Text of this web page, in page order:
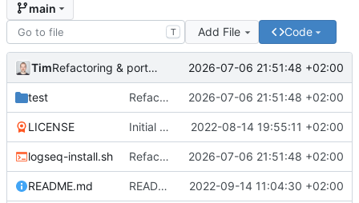
main
T Add File Code
Tim Refactoring & portable Testpfade 2026-07-06 21:51:48 +02:00
test Refactoring & portable Testpfade 2026-07-06 21:51:48 +02:00
LICENSE Initial commit 2022-08-14 19:55:11 +02:00
logseq-install.sh Refactoring & portable Testpfade 2026-07-06 21:51:48 +02:00
README.md README um Hinweis auf symbolischen Link ergänzt 2022-09-14 11:04:30 +02:00